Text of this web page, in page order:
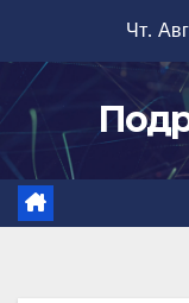
содержимому
Чт.